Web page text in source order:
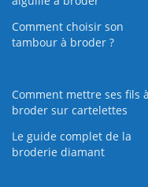
Comment choisir son
tambour à broder ?
Comment mettre ses fils à
broder sur cartelettes
Le guide complet de la
broderie diamant